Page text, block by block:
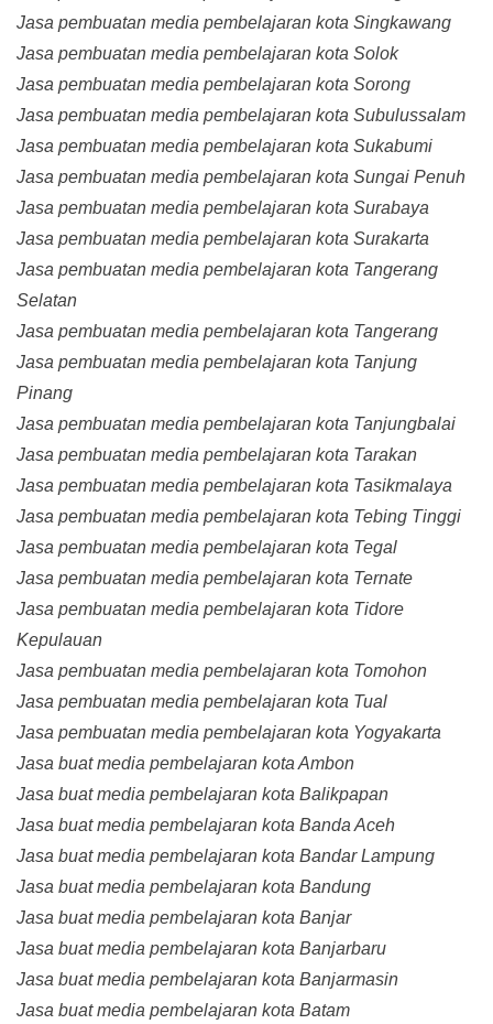
Jasa pembuatan media pembelajaran kota Singkawang
Jasa pembuatan media pembelajaran kota Solok
Jasa pembuatan media pembelajaran kota Sorong
Jasa pembuatan media pembelajaran kota Subulussalam
Jasa pembuatan media pembelajaran kota Sukabumi
Jasa pembuatan media pembelajaran kota Sungai Penuh
Jasa pembuatan media pembelajaran kota Surabaya
Jasa pembuatan media pembelajaran kota Surakarta
Jasa pembuatan media pembelajaran kota Tangerang
Selatan
Jasa pembuatan media pembelajaran kota Tangerang
Jasa pembuatan media pembelajaran kota Tanjung
Pinang
Jasa pembuatan media pembelajaran kota Tanjungbalai
Jasa pembuatan media pembelajaran kota Tarakan
Jasa pembuatan media pembelajaran kota Tasikmalaya
Jasa pembuatan media pembelajaran kota Tebing Tinggi
Jasa pembuatan media pembelajaran kota Tegal
Jasa pembuatan media pembelajaran kota Ternate
Jasa pembuatan media pembelajaran kota Tidore
Kepulauan
Jasa pembuatan media pembelajaran kota Tomohon
Jasa pembuatan media pembelajaran kota Tual
Jasa pembuatan media pembelajaran kota Yogyakarta
Jasa buat media pembelajaran kota Ambon
Jasa buat media pembelajaran kota Balikpapan
Jasa buat media pembelajaran kota Banda Aceh
Jasa buat media pembelajaran kota Bandar Lampung
Jasa buat media pembelajaran kota Bandung
Jasa buat media pembelajaran kota Banjar
Jasa buat media pembelajaran kota Banjarbaru
Jasa buat media pembelajaran kota Banjarmasin
Jasa buat media pembelajaran kota Batam